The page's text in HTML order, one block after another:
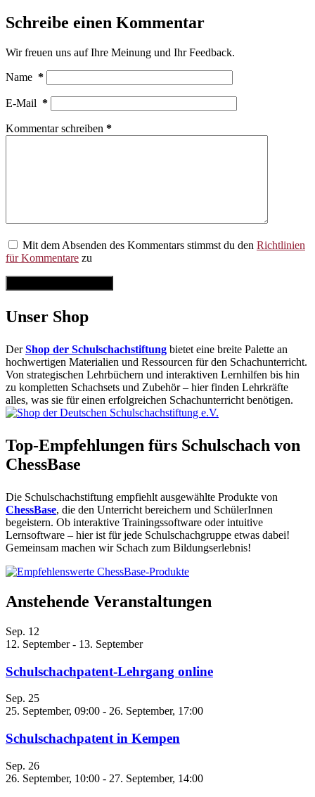
Schreibe einen Kommentar
Wir freuen uns auf Ihre Meinung und Ihr Feedback.
Name *
E-Mail *
Kommentar schreiben *
Mit dem Absenden des Kommentars stimmst du den Richtlinien
für Kommentare zu
Unser Shop
DerShop der Schulschachstiftung bietet eine breite Palette an
hochwertigen Materialien und Ressourcen für den Schachunterricht.
Von strategischen Lehrbüchern und interaktiven Lernhilfen bis hin
zu kompletten Schachsets und Zubehör – hier finden Lehrkräfte
alles, was sie für einen erfolgreichen Schachunterricht benötigen.
Top-Empfehlungen fürs Schulschach von
ChessBase
Die Schulschachstiftung empfiehlt ausgewählte Produkte von
ChessBase, die den Unterricht bereichern und SchülerInnen
begeistern. Ob interaktive Trainingssoftware oder intuitive
Lernsoftware – hier ist für jede Schulschachgruppe etwas dabei!
Gemeinsam machen wir Schach zum Bildungserlebnis!
Anstehende Veranstaltungen
Sep. 12
12. September- 13. September
Schulschachpatent-Lehrgang online
Sep. 25
25. September, 09:00 - 26. September, 17:00
Schulschachpatent in Kempen
Sep. 26
26. September, 10:00 - 27. September, 14:00